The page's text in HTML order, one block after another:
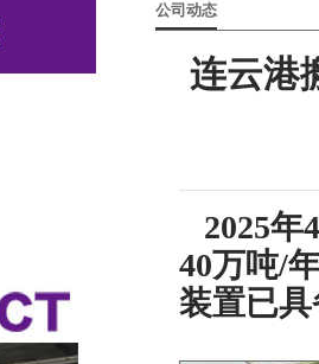
公司动态
连云港
2025年4
40万吨/
装置已